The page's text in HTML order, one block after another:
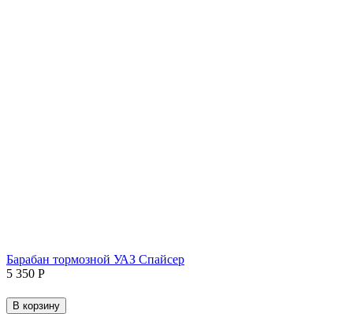
Барабан тормозной УАЗ Спайсер
5 350 Р
В корзину